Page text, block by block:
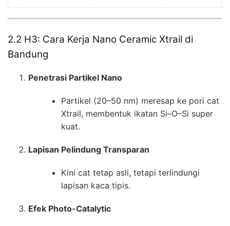
2.2 H3: Cara Kerja Nano Ceramic Xtrail di
Bandung
Penetrasi Partikel Nano
Partikel (20–50 nm) meresap ke pori cat
Xtrail, membentuk ikatan Si–O–Si super
kuat.
Lapisan Pelindung Transparan
Kini cat tetap asli, tetapi terlindungi
lapisan kaca tipis.
Efek Photo-Catalytic